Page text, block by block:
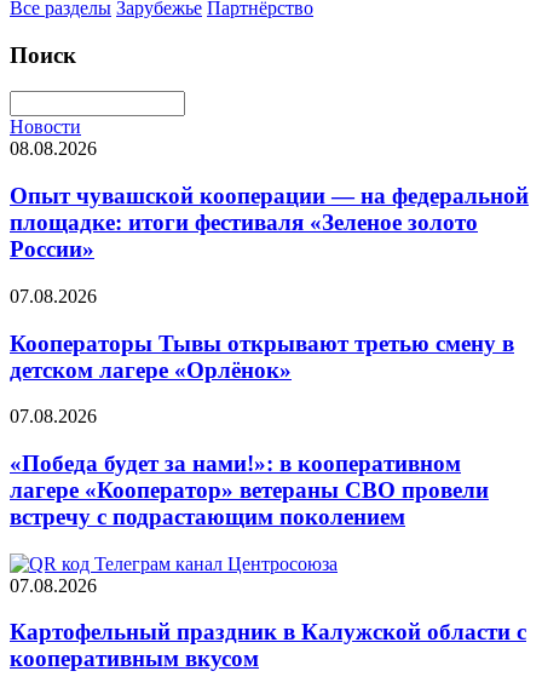
Все разделы Зарубежье Партнёрство
Поиск
Новости
08.08.2026
Опыт чувашской кооперации — на федеральной
площадке: итоги фестиваля «Зеленое золото
России»
07.08.2026
Кооператоры Тывы открывают третью смену в
детском лагере «Орлёнок»
07.08.2026
«Победа будет за нами!»: в кооперативном
лагере «Кооператор» ветераны СВО провели
встречу с подрастающим поколением
07.08.2026
Картофельный праздник в Калужской области с
кооперативным вкусом